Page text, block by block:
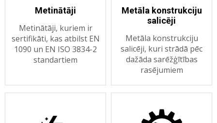
Metinātāji
Metinātāji, kuriem ir
sertifikāti, kas atbilst EN
1090 un EN ISO 3834-2
standartiem
Metāla konstrukciju
salicēji
Metāla konstrukciju
salicēji, kuri strādā pēc
dažāda sarēžģītības
rasējumiem